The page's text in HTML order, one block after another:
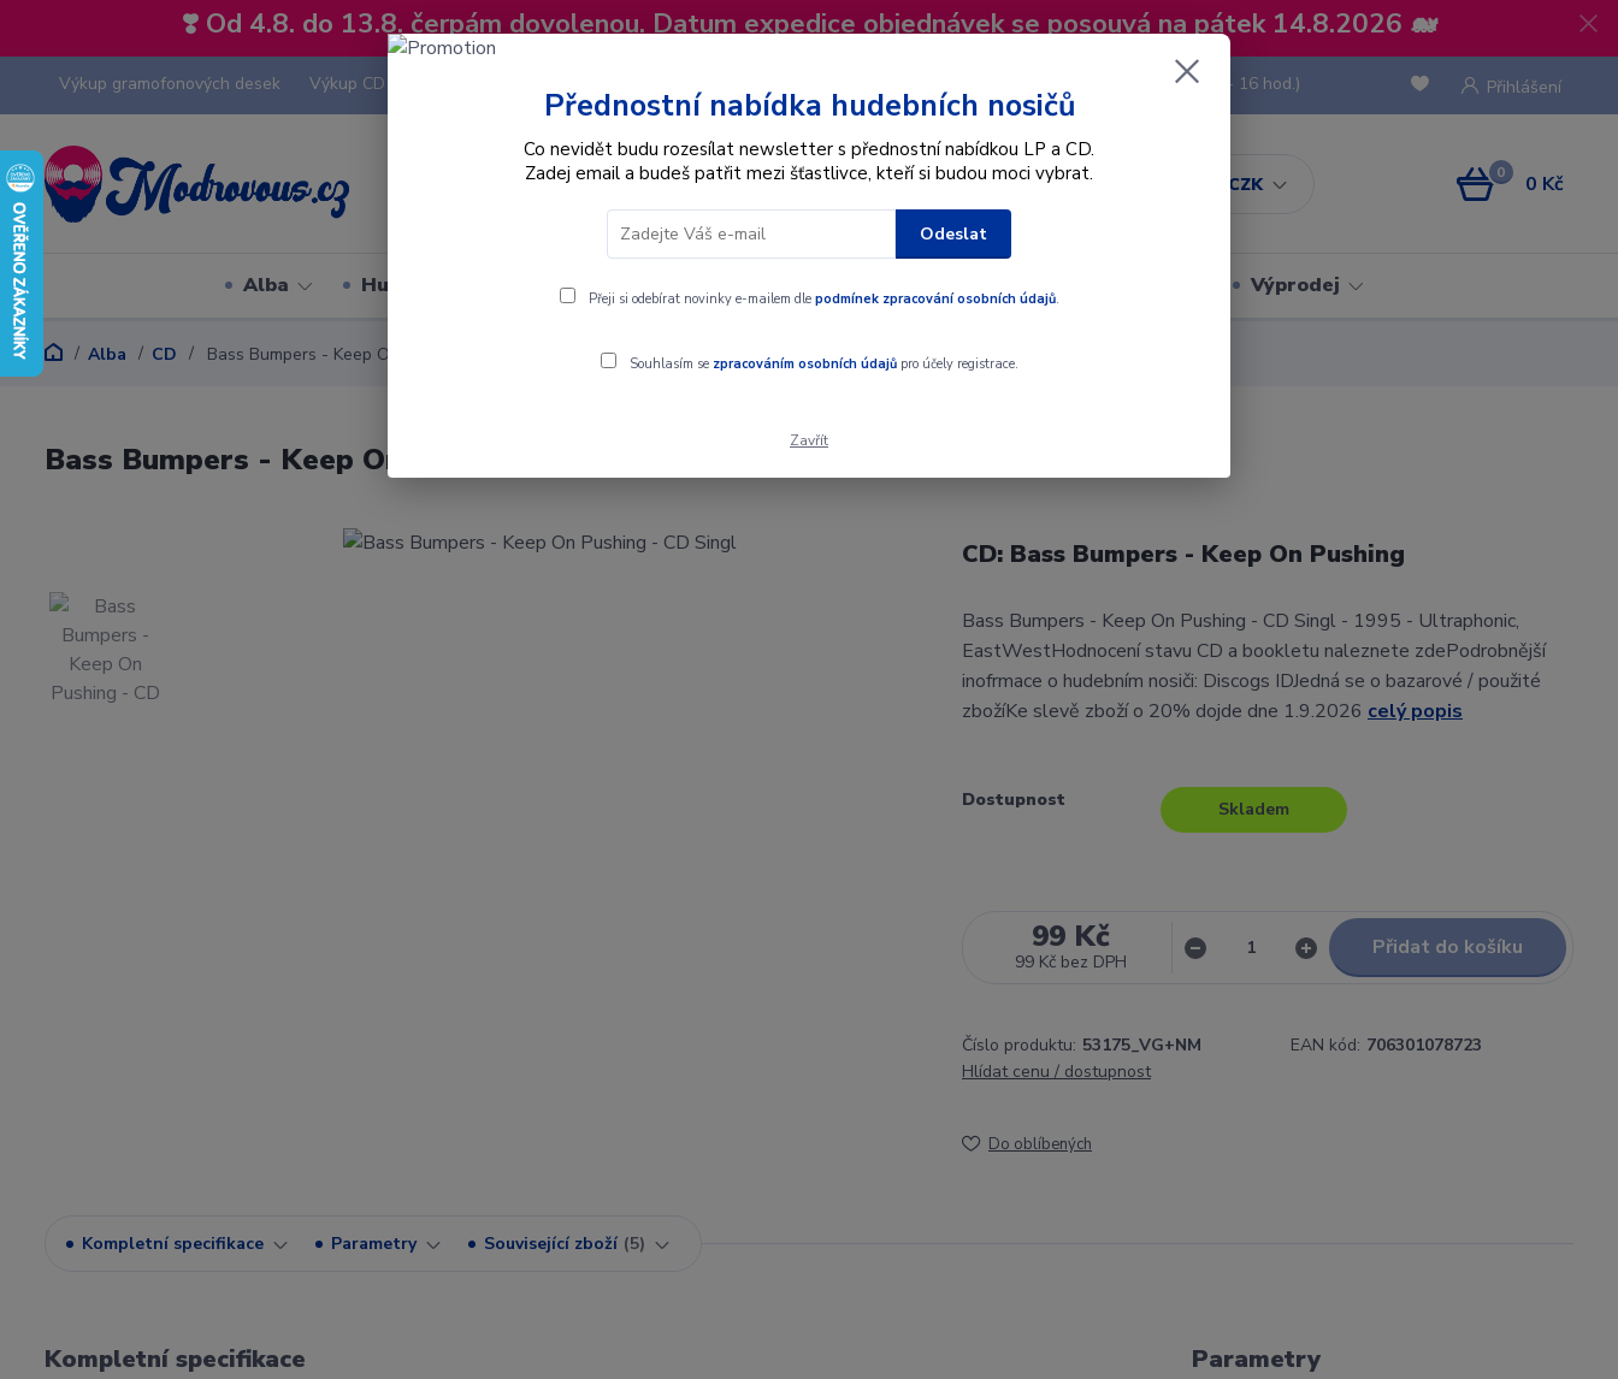
❣️ Od 4.8. do 13.8. čerpám dovolenou. Datum expedice objednávek se posouvá na pátek 14.8.2026 🐋
Výkup gramofonových desek Výkup CD
CZK
Přihlášení
Hledat
(Po-Pá, 8 - 16 hod.)
0 0 Kč
Alba Hudební styly Interpret Dárkové poukazy Výprodej
Alba CD Bass Bumpers - Keep On Pushing - CD Singl
Bass Bumpers - Keep On Pushing - CD Singl
CD: Bass Bumpers - Keep On Pushing
Bass Bumpers - Keep On Pushing - CD Singl - 1995 - Ultraphonic,
EastWestHodnocení stavu CD a bookletu naleznete zdePodrobnější
inofrmace o hudebním nosiči: Discogs IDJedná se o bazarové / použité
zbožíKe slevě zboží o 20% dojde dne 1.9.2026 celý popis
Dostupnost Skladem
99 Kč
99 Kč bez DPH
Přidat do košíku
Číslo produktu: 53175_VG+NM EAN kód: 706301078723
Hlídat cenu / dostupnost
Do oblíbených
Kompletní specifikace Parametry Související zboží 5
Kompletní specifikace Parametry
Přednostní nabídka hudebních nosičů
Co nevidět budu rozesílat newsletter s přednostní nabídkou LP a CD.
Zadej email a budeš patřit mezi šťastlivce, kteří si budou moci vybrat.
Odeslat
Přeji si odebírat novinky e-mailem dle podmínek zpracování osobních údajů.
Souhlasím se zpracováním osobních údajůpro účely registrace.
Zavřít